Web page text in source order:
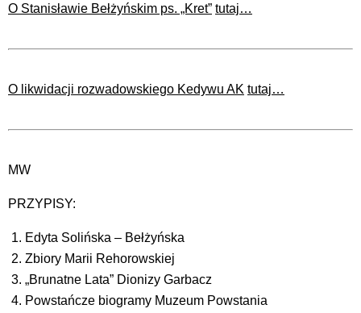
O Stanisławie Bełżyńskim ps. „Kret” tutaj…
O likwidacji rozwadowskiego Kedywu AK tutaj…
MW
PRZYPISY:
Edyta Solińska – Bełżyńska
Zbiory Marii Rehorowskiej
„Brunatne Lata” Dionizy Garbacz
Powstańcze biogramy Muzeum Powstania